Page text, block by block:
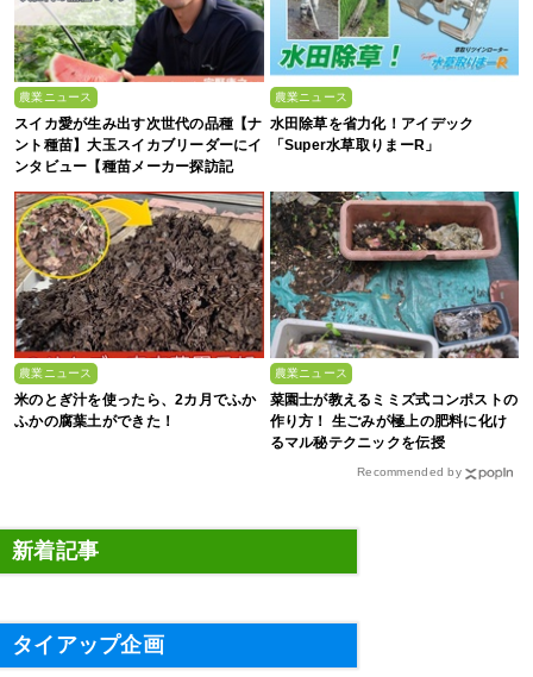
農業ニュース
スイカ愛が生み出す次世代の品種【ナ
ント種苗】大玉スイカブリーダーにイ
ンタビュー【種苗メーカー探訪記
Vol.4】
農業ニュース
水田除草を省力化！アイデック
「Super水草取りまーR」
農業ニュース
米のとぎ汁を使ったら、2カ月でふか
ふかの腐葉土ができた！
農業ニュース
菜園士が教えるミミズ式コンポストの
作り方！ 生ごみが極上の肥料に化け
るマル秘テクニックを伝授
Recommended by
新着記事
タイアップ企画